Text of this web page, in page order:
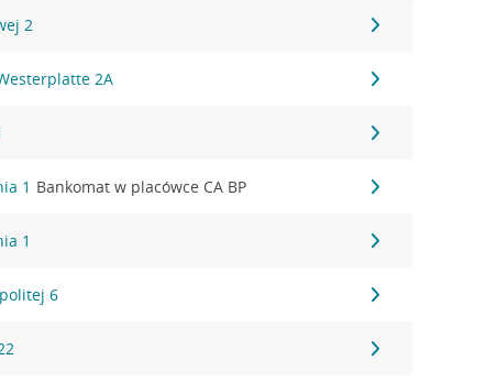
2
2A
1 Bankomat w placówce CA BP
1
6